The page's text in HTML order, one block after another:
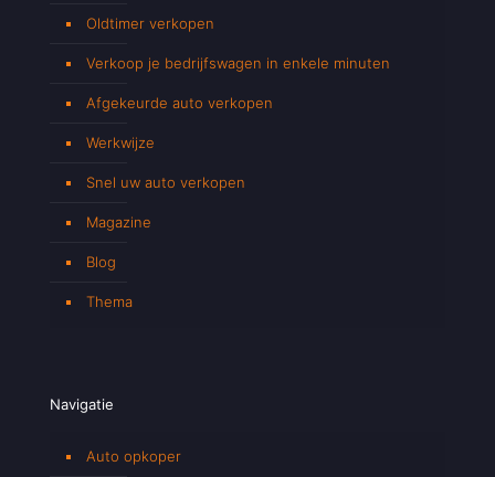
Oldtimer verkopen
Verkoop je bedrijfswagen in enkele minuten
Afgekeurde auto verkopen
Werkwijze
Snel uw auto verkopen
Magazine
Blog
Thema
Navigatie
Auto opkoper